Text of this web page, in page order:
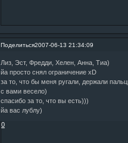
Поделиться2007-06-13 21:34:09
Лиз, Эст, Фредди, Хелен, Анна, Тиа)
йа просто снял ограничение xD
за то, что бы меня ругали, держали
с вами весело)
спасибо за то, что вы есть)))
йа вас лублу)
0